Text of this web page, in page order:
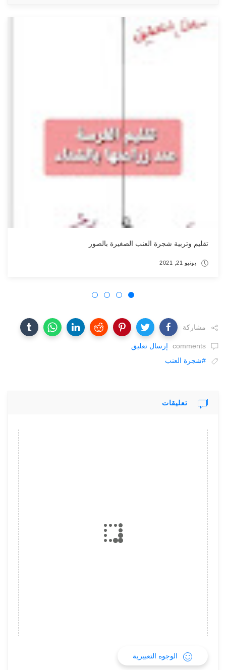
بالصور
طريقة مبتكرة لتربية
مشاركة
comments
إرسال تعليق
#شجرة العنب
تعليقات
الوجوه التعبيرية